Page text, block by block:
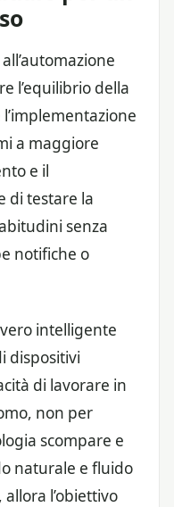
l’equilibrio della
a maggiore
e il
di testare la
senza
notifiche o
intelligente
dispositivi
di lavorare in
non per
scompare e
naturale e fluido
l’obiettivo